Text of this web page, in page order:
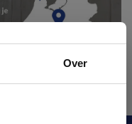
Over
1000 m²